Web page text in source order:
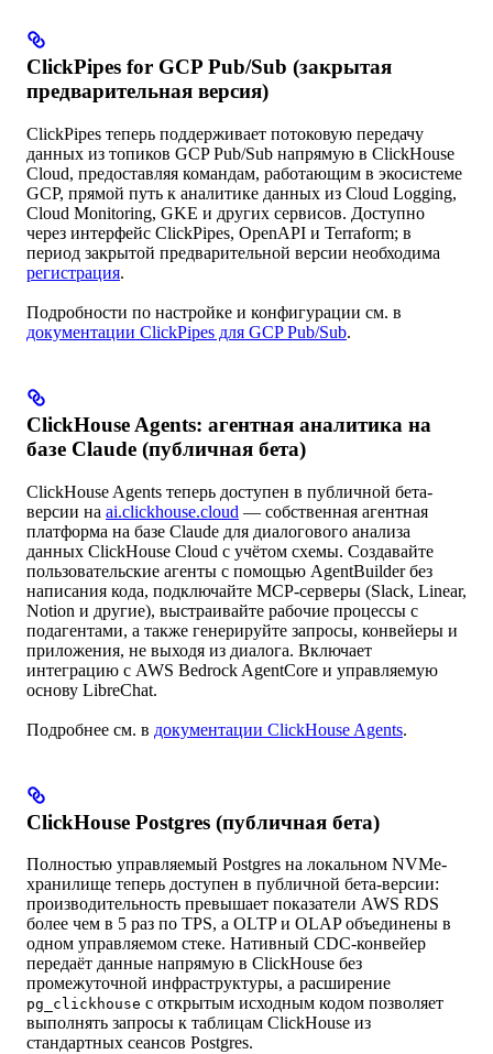
ClickPipes for GCP Pub/Sub (закрытая
предварительная версия)
ClickPipes теперь поддерживает потоковую передачу
данных из топиков GCP Pub/Sub напрямую в ClickHouse
Cloud, предоставляя командам, работающим в экосистеме
GCP, прямой путь к аналитике данных из Cloud Logging,
Cloud Monitoring, GKE и других сервисов. Доступно
через интерфейс ClickPipes, OpenAPI и Terraform; в
период закрытой предварительной версии необходима
регистрация.
Подробности по настройке и конфигурации см. в
документации ClickPipes для GCP Pub/Sub.
ClickHouse Agents: агентная аналитика на
базе Claude (публичная бета)
ClickHouse Agents теперь доступен в публичной бета-
версии на ai.clickhouse.cloud — собственная агентная
платформа на базе Claude для диалогового анализа
данных ClickHouse Cloud с учётом схемы. Создавайте
пользовательские агенты с помощью AgentBuilder без
написания кода, подключайте MCP-серверы (Slack, Linear,
Notion и другие), выстраивайте рабочие процессы с
подагентами, а также генерируйте запросы, конвейеры и
приложения, не выходя из диалога. Включает
интеграцию с AWS Bedrock AgentCore и управляемую
основу LibreChat.
Подробнее см. в документации ClickHouse Agents.
ClickHouse Postgres (публичная бета)
Полностью управляемый Postgres на локальном NVMe-
хранилище теперь доступен в публичной бета-версии:
производительность превышает показатели AWS RDS
более чем в 5 раз по TPS, а OLTP и OLAP объединены в
одном управляемом стеке. Нативный CDC-конвейер
передаёт данные напрямую в ClickHouse без
промежуточной инфраструктуры, а расширение
pg_clickhouse с открытым исходным кодом позволяет
выполнять запросы к таблицам ClickHouse из
стандартных сеансов Postgres.